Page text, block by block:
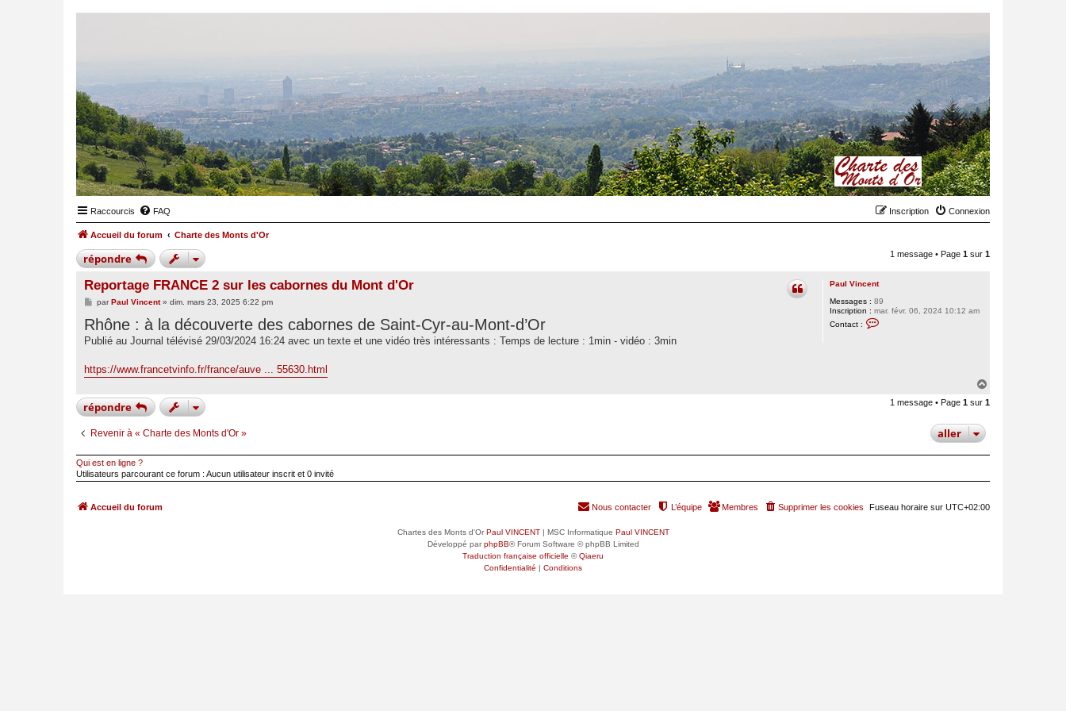
Raccourcis FAQ Connexion
Inscription
Accueil du forum Charte des Monts d'Or
répondre 1 message • Page 1 sur 1
Paul Vincent
Messages : 89
Inscription : mar. févr. 06, 2024 10:12 am
Contact :
e
Reportage FRANCE 2 sur les cabornes du Mont d'Or
M
s
s
a
parPaul Vincent» dim. mars 23, 2025 6:22 pm
Rhône : à la découverte des cabornes de Saint-Cyr-au-Mont-d’Or
Publié au Journal télévisé 29/03/2024 16:24 avec un texte et une vidéo très intéressants : Temps de lecture : 1min - vidéo : 3min
https://www.francetvinfo.fr/france/auve ... 55630.html
u
répondre 1 message • Page 1 sur 1
Revenir à « Charte des Monts d'Or » aller
Qui est en ligne ?
Utilisateurs parcourant ce forum : Aucun utilisateur inscrit et 0 invité
Accueil du forum Fuseau horaire sur UTC+02:00
Supprimer les cookies
Membres
L’équipe
Nous contacter
Chartes des Monts d'OrPaul VINCENT| MSC Informatique Paul VINCENT
Développé parphpBB® Forum Software © phpBB Limited
Traduction française officielle ©Qiaeru
Confidentialité | Conditions